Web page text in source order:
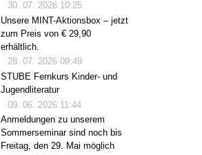
30. 07. 2026 10:25
Unsere MINT-Aktionsbox – jetzt
zum Preis von € 29,90
erhältlich.
28. 07. 2026 09:49
STUBE Fernkurs Kinder- und
Jugendliteratur
09. 06. 2026 11:44
Anmeldungen zu unserem
Sommerseminar sind noch bis
Freitag, den 29. Mai möglich